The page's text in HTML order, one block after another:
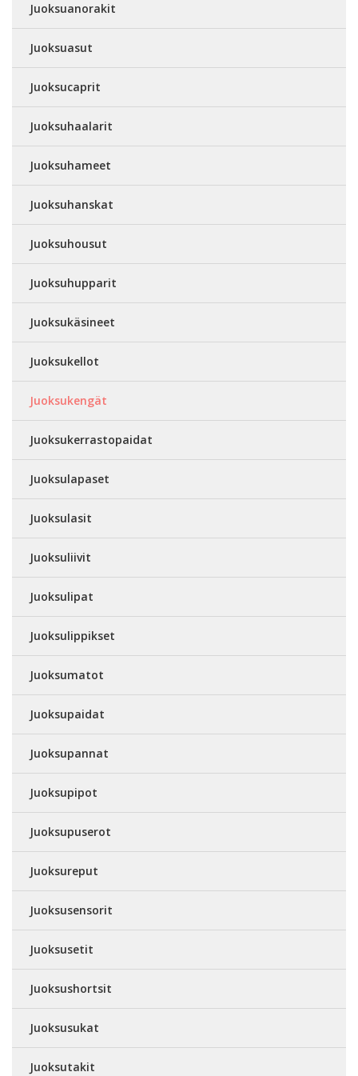
Juoksuanorakit
Juoksuasut
Juoksucaprit
Juoksuhaalarit
Juoksuhameet
Juoksuhanskat
Juoksuhousut
Juoksuhupparit
Juoksukäsineet
Juoksukellot
Juoksukengät
Juoksukerrastopaidat
Juoksulapaset
Juoksulasit
Juoksuliivit
Juoksulipat
Juoksulippikset
Juoksumatot
Juoksupaidat
Juoksupannat
Juoksupipot
Juoksupuserot
Juoksureput
Juoksusensorit
Juoksusetit
Juoksushortsit
Juoksusukat
Juoksutakit